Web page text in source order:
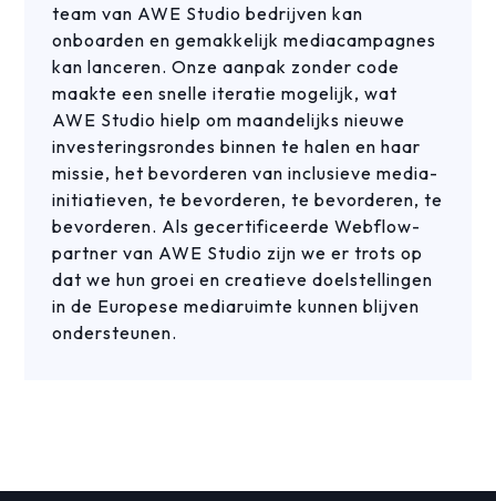
team van AWE Studio bedrijven kan
onboarden en gemakkelijk mediacampagnes
kan lanceren. Onze aanpak zonder code
maakte een snelle iteratie mogelijk, wat
AWE Studio hielp om maandelijks nieuwe
investeringsrondes binnen te halen en haar
missie, het bevorderen van inclusieve media-
initiatieven, te bevorderen, te bevorderen, te
bevorderen. Als gecertificeerde Webflow-
partner van AWE Studio zijn we er trots op
dat we hun groei en creatieve doelstellingen
in de Europese mediaruimte kunnen blijven
ondersteunen.